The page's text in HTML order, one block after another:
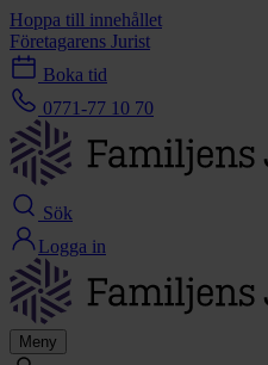
Hoppa till innehållet
Företagarens Jurist
Boka tid
0771-77 10 70
Sök
Logga in
Meny